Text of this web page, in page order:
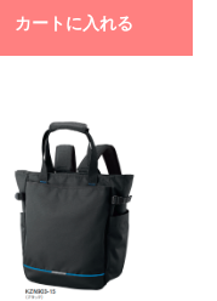
カートに入れる